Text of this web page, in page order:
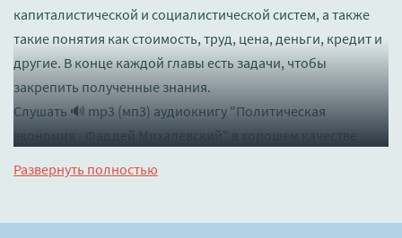
капиталистической и социалистической систем, а также
такие понятия как стоимость, труд, цена, деньги, кредит и
другие. В конце каждой главы есть задачи, чтобы
закрепить полученные знания.
Слушать 🔊 mp3 (мп3) аудиокнигу "Политическая
экономия - Фаддей Михалевский" в хорошем качестве
booksaudio-online.com
Развернуть полностью